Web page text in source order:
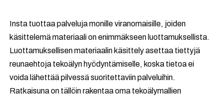
Insta tuottaa palveluja monille viranomaisille, joiden
käsittelemä materiaali on enimmäkseen luottamuksellista.
Luottamuksellisen materiaalin käsittely asettaa tiettyjä
reunaehtoja tekoälyn hyödyntämiselle, koska tietoa ei
voida lähettää pilvessä suoritettaviin palveluihin.
Ratkaisuna on tällöin rakentaa oma tekoälymallien